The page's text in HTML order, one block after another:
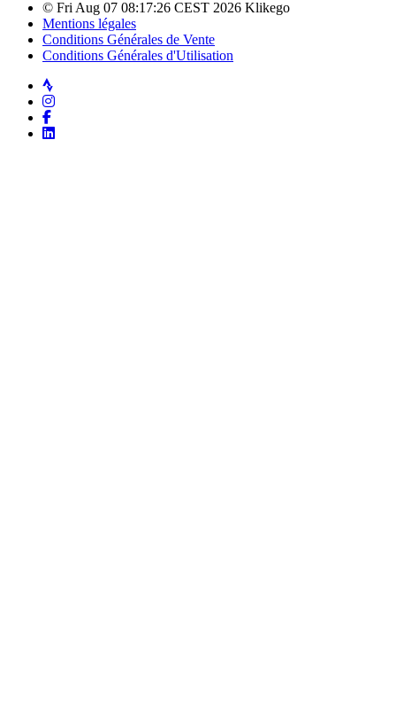
© Fri Aug 07 08:17:26 CEST 2026 Klikego
Mentions légales
Conditions Générales de Vente
Conditions Générales d'Utilisation
Strava
Instagram
Facebook
LinkedIn